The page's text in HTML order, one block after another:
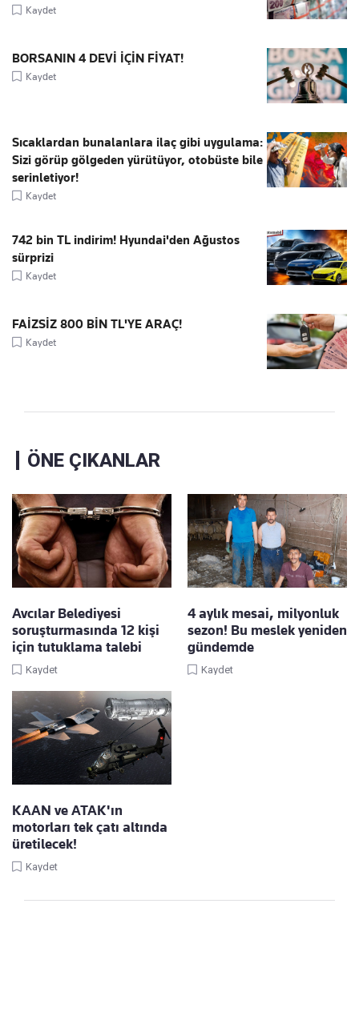
Kaydet
BORSANIN 4 DEVİ İÇİN FİYAT!
Kaydet
Sıcaklardan bunalanlara ilaç gibi uygulama:
Sizi görüp gölgeden yürütüyor, otobüste bile
serinletiyor!
Kaydet
742 bin TL indirim! Hyundai'den Ağustos
sürprizi
Kaydet
FAİZSİZ 800 BİN TL'YE ARAÇ!
Kaydet
ÖNE ÇIKANLAR
Avcılar Belediyesi
soruşturmasında 12 kişi
için tutuklama talebi
Kaydet
4 aylık mesai, milyonluk
sezon! Bu meslek yeniden
gündemde
Kaydet
KAAN ve ATAK'ın
motorları tek çatı altında
üretilecek!
Kaydet